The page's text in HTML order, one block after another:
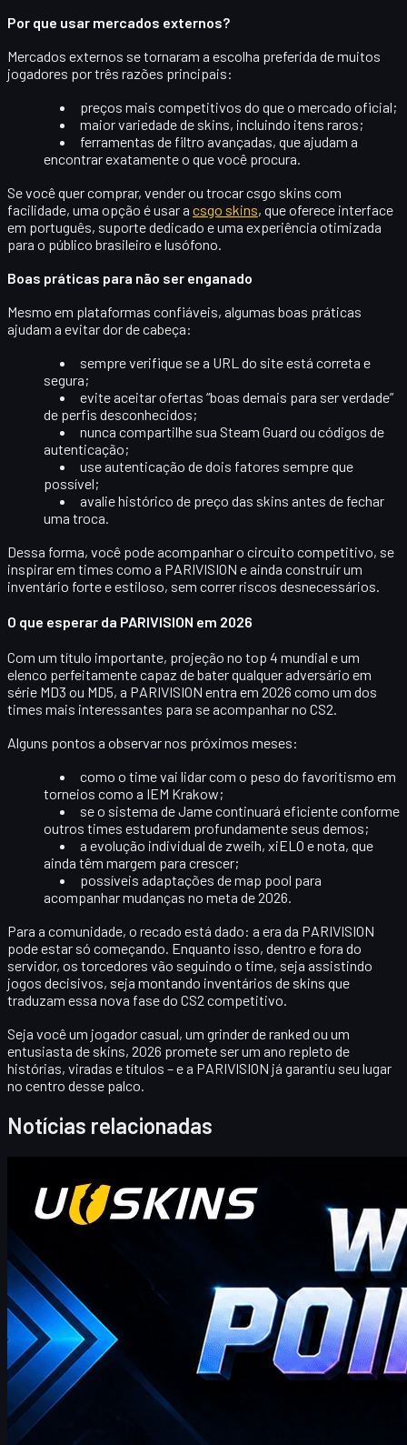
Por que usar mercados externos?
Mercados externos se tornaram a escolha preferida de muitos
jogadores por três razões principais:
preços mais competitivos do que o mercado oficial;
maior variedadede skins, incluindo itens raros;
ferramentas de filtro avançadas, que ajudam a
encontrar exatamente o que você procura.
Se você quer comprar, vender ou trocarcsgo skins com
facilidade, uma opção é usar a csgo skins, que oferece interface
em português, suporte dedicado e uma experiência otimizada
para o público brasileiro e lusófono.
Boas práticas para não ser enganado
Mesmo em plataformas confiáveis, algumas boas práticas
ajudam a evitar dor de cabeça:
sempre verifique se a URL do site está correta e
segura;
evite aceitar ofertas “boas demais para ser verdade”
de perfis desconhecidos;
nunca compartilhe sua Steam Guard ou códigos de
autenticação;
use autenticação de dois fatores sempre que
possível;
avalie histórico de preço das skins antes de fechar
uma troca.
Dessa forma, você pode acompanhar o circuito competitivo, se
inspirar em times como a PARIVISION e ainda construir um
inventário forte e estiloso, sem correr riscos desnecessários.
O que esperar da PARIVISION em 2026
Com um título importante, projeção no top 4 mundial e um
elenco perfeitamente capaz de bater qualquer adversário em
série MD3 ou MD5, a PARIVISION entra em 2026 como um dos
times mais interessantes para se acompanharno CS2.
Alguns pontos a observar nos próximos meses:
como o time vai lidar com o peso do favoritismo em
torneios como a IEM Krakow;
se o sistema de Jame continuará eficiente conforme
outros times estudarem profundamente seus demos;
a evolução individual de zweih, xiELO e nota, que
ainda têm margem para crescer;
possíveis adaptações de map pool para
acompanhar mudanças no meta de 2026.
Para a comunidade, o recado está dado: a era da PARIVISION
pode estar só começando. Enquanto isso, dentro e fora do
servidor, os torcedores vão seguindo o time, seja assistindo
jogos decisivos, seja montando inventários de skins que
traduzam essa nova fase do CS2 competitivo.
Seja você um jogador casual, um grinder de ranked ou um
entusiasta de skins, 2026 promete ser um ano repleto de
histórias, viradas e títulos – e a PARIVISION já garantiu seu lugar
no centro desse palco.
Notícias relacionadas
Olá traders de CS2! Bem-vindos ao nosso blog de
bónus semanal!
onde encontrará os códigos de Pontos de Oferta UUSKINS mais
recentes e completos desta semana. Atualizamos esta página
semanalmente para lhe oferecer Pontos de Oferta extra. Desde
que a sua encomenda atinja o valor correspondente, pode utilizar
os códigos abaixo para resgatar pontos e trocá-los pelos seus
skins CS2 favoritos na loja!
abril 20, 2026